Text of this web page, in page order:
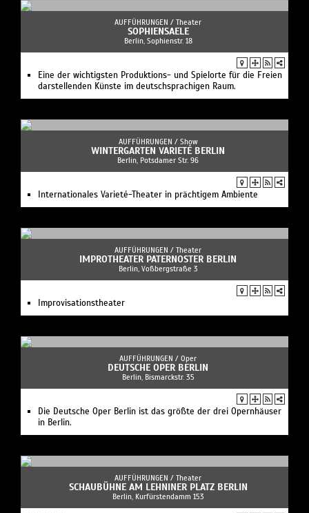
AUFFÜHRUNGEN / Theater
SOPHIENSAELE
Berlin, Sophienstr. 18
Eine der wichtigsten Produktions- und Spielorte für die Freien
darstellenden Künste im deutschsprachigen Raum.
AUFFÜHRUNGEN / Show
WINTERGARTEN VARIETÉ BERLIN
Berlin, Potsdamer Str. 96
Internationales Varieté-Theater in prächtigem Ambiente
AUFFÜHRUNGEN / Theater
IMPROTHEATER PATERNOSTER BERLIN
Berlin, Voßbergstraße 3
Improvisationstheater
AUFFÜHRUNGEN / Oper
DEUTSCHE OPER BERLIN
Berlin, Bismarckstr. 35
Die Deutsche Oper Berlin ist das größte der drei Opernhäuser
in Berlin.
AUFFÜHRUNGEN / Theater
SCHAUBÜHNE AM LEHNINER PLATZ BERLIN
Berlin, Kurfürstendamm 153